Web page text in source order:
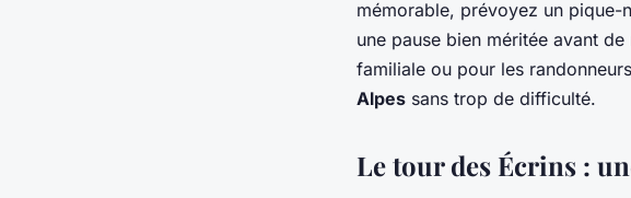
mémorable, prévoyez un
une pause bien méritée avant
familiale ou pour les
Alpes sans trop de difficulté.
Le tour des Écrins :